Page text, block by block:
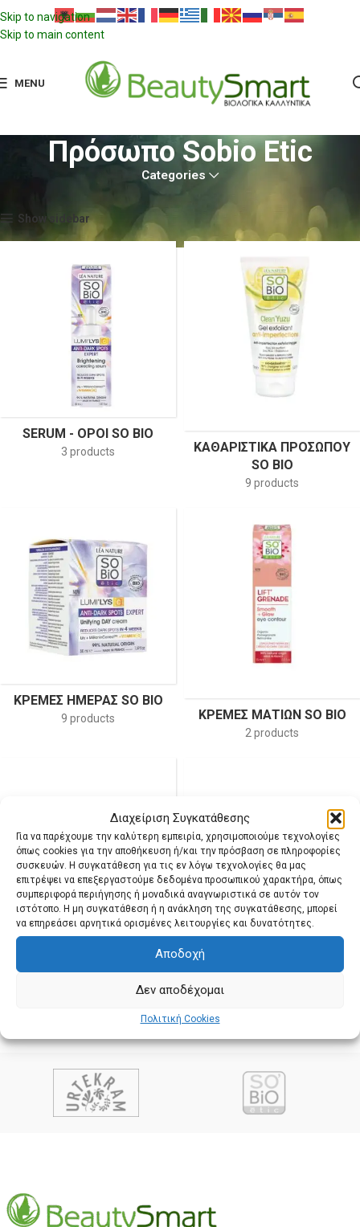
Διαχείριση Συγκατάθεσης
Για να παρέχουμε την καλύτερη εμπειρία, χρησιμοποιούμε τεχνολογίες
όπως cookies για την αποθήκευση ή/και την πρόσβαση σε πληροφορίες
συσκευών. Η συγκατάθεση για τις εν λόγω τεχνολογίες θα μας
επιτρέψει να επεξεργαστούμε δεδομένα προσωπικού χαρακτήρα, όπως
συμπεριφορά περιήγησης ή μοναδικά αναγνωριστικά σε αυτόν τον
ιστότοπο. Η μη συγκατάθεση ή η ανάκληση της συγκατάθεσης, μπορεί
να επηρεάσει αρνητικά ορισμένες λειτουργίες και δυνατότητες.
Αποδοχή
Δεν αποδέχομαι
Πολιτική Cookies
Skip to navigation
Skip to main content
MENU
Πρόσωπο Sobio Etic
Categories
Show sidebar
SERUM - ΟΡΟΊ SO BIO
3 products
ΚΑΘΑΡΙΣΤΙΚΆ ΠΡΟΣΏΠΟΥ
SO BIO
9 products
ΚΡΈΜΕΣ ΗΜΈΡΑΣ SO BIO
9 products ΚΡΈΜΕΣ ΜΑΤΙΏΝ SO BIO
2 products
ΜΆΣΚΕΣ ΠΡΟΣΏΠΟΥ SO